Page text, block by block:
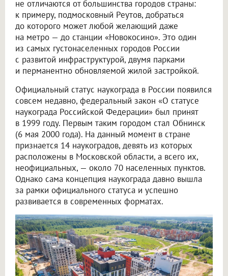
не отличаются от большинства городов страны:
к примеру, подмосковный Реутов, добраться
до которого может любой желающий даже
на метро — до станции «Новокосино». Это один
из самых густонаселенных городов России
с развитой инфраструктурой, двумя парками
и перманентно обновляемой жилой застройкой.
Официальный статус наукограда в России появился
совсем недавно, федеральный закон «О статусе
наукограда Российской Федерации» был принят
в 1999 году. Первым таким городом стал Обнинск
(6 мая 2000 года). На данный момент в стране
признается 14 наукоградов, девять из которых
расположены в Московской области, а всего их,
неофициальных, — около 70 населенных пунктов.
Однако сама концепция наукограда давно вышла
за рамки официального статуса и успешно
развивается в современных форматах.